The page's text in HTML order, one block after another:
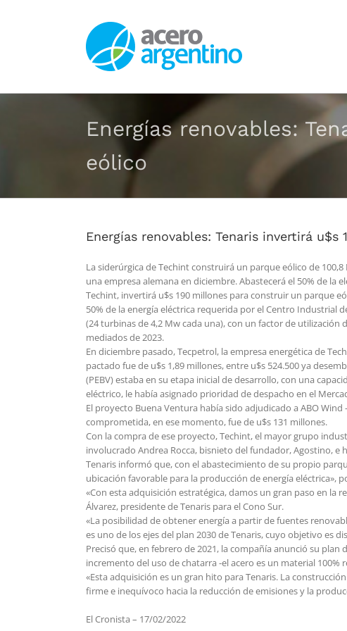
Energías renovables:
eólico
Energías renovables: Tenaris invertirá
La siderúrgica de Techint construirá un parque eólico de
una empresa alemana en diciembre. Abastecerá el 50% de la
Techint, invertirá u$s 190 millones para construir un parque
50% de la energía eléctrica requerida por el Centro Industrial
(24 turbinas de 4,2 Mw cada una), con un factor de
mediados de 2023.
En diciembre pasado, Tecpetrol, la empresa energética de
pactado fue de u$s 1,89 millones, entre u$s 524.500 ya
(PEBV) estaba en su etapa inicial de desarrollo, con una
eléctrico, le había asignado prioridad de despacho en el
El proyecto Buena Ventura había sido adjudicado a ABO
comprometida, en ese momento, fue de u$s 131 millones.
Con la compra de ese proyecto, Techint, el mayor grupo
involucrado Andrea Rocca, bisnieto del fundador, Agostino, e
Tenaris informó que, con el abastecimiento de su propio
ubicación favorable para la producción de energía eléctrica»,
«Con esta adquisición estratégica, damos un gran paso en la
Álvarez, presidente de Tenaris para el Cono Sur.
«La posibilidad de obtener energía a partir de fuentes
es uno de los ejes del plan 2030 de Tenaris, cuyo objetivo es
Precisó que, en febrero de 2021, la compañía anunció su
incremento del uso de chatarra -el acero es un material
«Esta adquisición es un gran hito para Tenaris. La
firme e inequívoco hacia la reducción de emisiones y la
El Cronista – 17/02/2022